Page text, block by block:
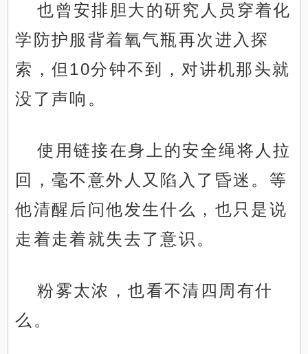
也曾安排胆大的研究人员穿着化
学防护服背着氧气瓶再次进入探
索，但10分钟不到，对讲机那头就
没了声响。
使用链接在身上的安全绳将人拉
回，毫不意外人又陷入了昏迷。等
他清醒后问他发生什么，也只是说
走着走着就失去了意识。
粉雾太浓，也看不清四周有什
么。